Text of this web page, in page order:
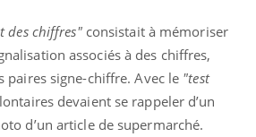
des chiffres"consistait à mémoriser
associés à des chiffres,
paires signe-chiffre. Avec le "test
devaient se rappeler d’un
d’un article de supermarché.